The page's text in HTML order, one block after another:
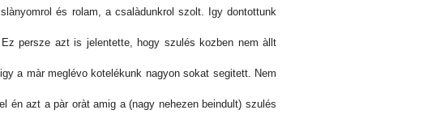
és rolam, a csalàdunkrol szolt. Igy dontottunk
persze azt is jelentette, hogy szulés kozben nem àllt
a màr meglévo kotelékunk nagyon sokat segitett. Nem
én azt a pàr oràt amig a (nagy nehezen beindult) szulés